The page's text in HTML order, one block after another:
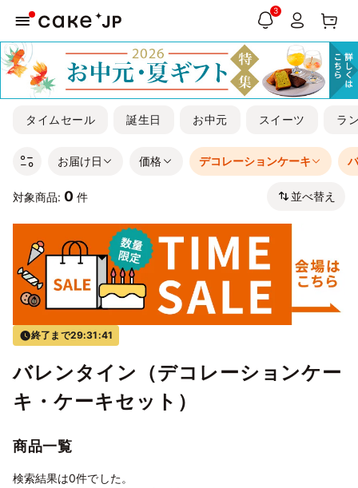
3
タイムセール 誕生日 お中元 スイーツ ラ
お届け日 価格 デコレーションケーキ
対象商品: 0 件 並べ替え
終了まで29:31:41
バレンタイン（デコレーションケー
キ・ケーキセット）
商品一覧
検索結果は0件でした。